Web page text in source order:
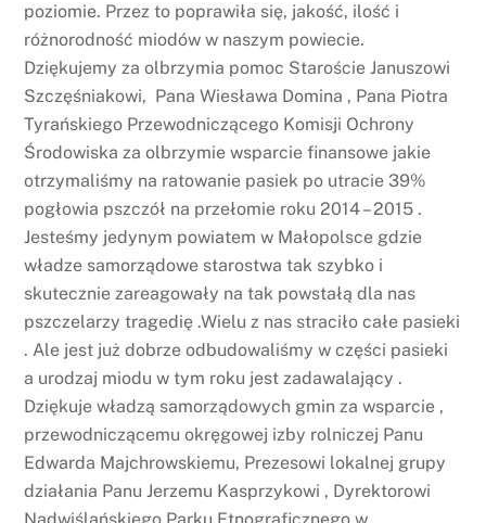
poziomie. Przez to poprawiła się, jakość, ilość i
różnorodność miodów w naszym powiecie.
Dziękujemy za olbrzymia pomoc Staroście Januszowi
Szczęśniakowi, Pana Wiesława Domina , Pana Piotra
Tyrańskiego Przewodniczącego Komisji Ochrony
Środowiska za olbrzymie wsparcie finansowe jakie
otrzymaliśmy na ratowanie pasiek po utracie 39%
pogłowia pszczół na przełomie roku 2014 – 2015 .
Jesteśmy jedynym powiatem w Małopolsce gdzie
władze samorządowe starostwa tak szybko i
skutecznie zareagowały na tak powstałą dla nas
pszczelarzy tragedię .Wielu z nas straciło całe pasieki
. Ale jest już dobrze odbudowaliśmy w części pasieki
a urodzaj miodu w tym roku jest zadawalający .
Dziękuje władzą samorządowych gmin za wsparcie ,
przewodniczącemu okręgowej izby rolniczej Panu
Edwarda Majchrowskiemu, Prezesowi lokalnej grupy
działania Panu Jerzemu Kasprzykowi , Dyrektorowi